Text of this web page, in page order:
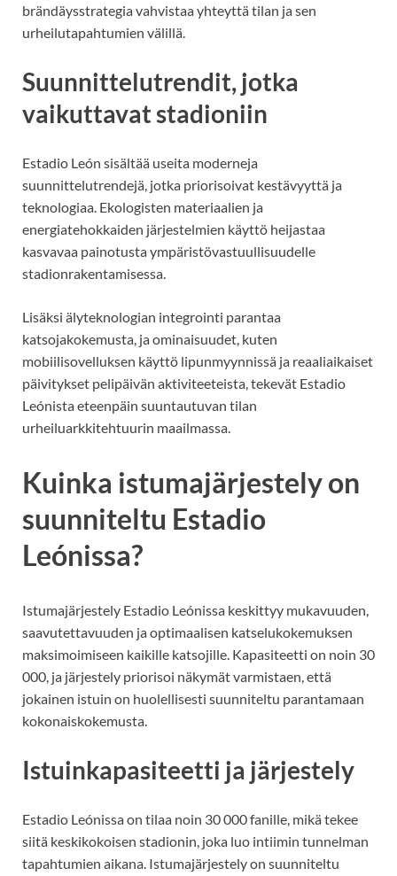
brändäysstrategia vahvistaa yhteyttä tilan ja sen
urheilutapahtumien välillä.
Suunnittelutrendit, jotka
vaikuttavat stadioniin
Estadio León sisältää useita moderneja
suunnittelutrendejä, jotka priorisoivat kestävyyttä ja
teknologiaa. Ekologisten materiaalien ja
energiatehokkaiden järjestelmien käyttö heijastaa
kasvavaa painotusta ympäristövastuullisuudelle
stadionrakentamisessa.
Lisäksi älyteknologian integrointi parantaa
katsojakokemusta, ja ominaisuudet, kuten
mobiilisovelluksen käyttö lipunmyynnissä ja reaaliaikaiset
päivitykset pelipäivän aktiviteeteista, tekevät Estadio
Leónista eteenpäin suuntautuvan tilan
urheiluarkkitehtuurin maailmassa.
Kuinka istumajärjestely on
suunniteltu Estadio
Leónissa?
Istumajärjestely Estadio Leónissa keskittyy mukavuuden,
saavutettavuuden ja optimaalisen katselukokemuksen
maksimoimiseen kaikille katsojille. Kapasiteetti on noin 30
000, ja järjestely priorisoi näkymät varmistaen, että
jokainen istuin on huolellisesti suunniteltu parantamaan
kokonaiskokemusta.
Istuinkapasiteetti ja järjestely
Estadio Leónissa on tilaa noin 30 000 fanille, mikä tekee
siitä keskikokoisen stadionin, joka luo intiimin tunnelman
tapahtumien aikana. Istumajärjestely on suunniteltu